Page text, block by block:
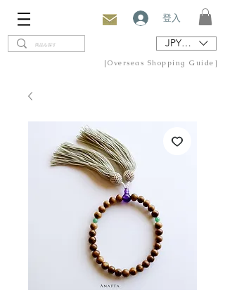
登入
JPY (¥)
[Overseas Shopping Guide]